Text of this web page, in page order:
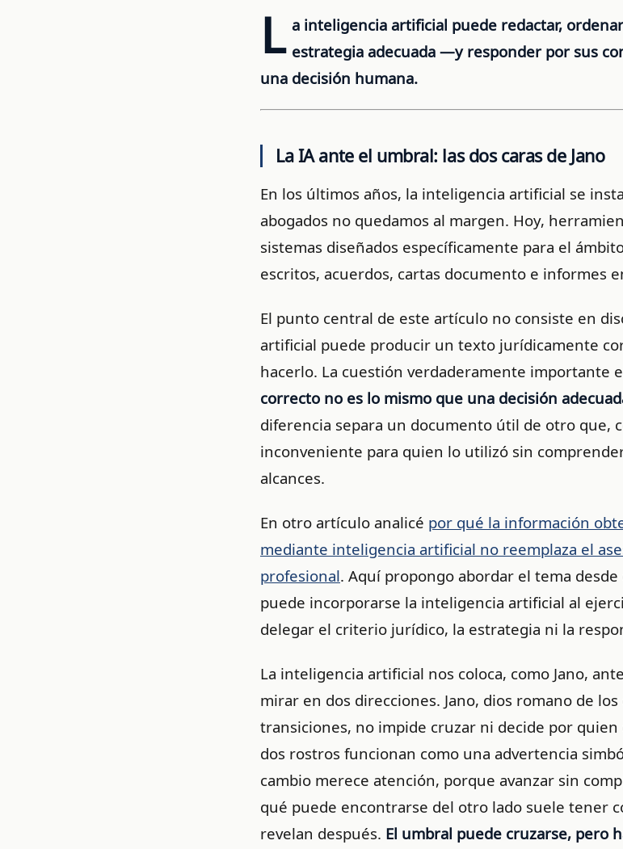
L a inteligencia artificial puede redactar,
estrategia adecuada —y responder por sus
una decisión humana.
La IA ante el umbral: las dos caras de Jano
En los últimos años, la inteligencia artificial se
abogados no quedamos al margen. Hoy,
sistemas diseñados específicamente para el
escritos, acuerdos, cartas documento e informes
El punto central de este artículo no consiste en
artificial puede producir un texto jurídicamente
hacerlo. La cuestión verdaderamente importante
correcto no es lo mismo que una decisión
diferencia separa un documento útil de otro que,
inconveniente para quien lo utilizó sin
alcances.
En otro artículo analicé por qué la información
mediante inteligencia artificial no reemplaza el
profesional. Aquí propongo abordar el tema
puede incorporarse la inteligencia artificial al
delegar el criterio jurídico, la estrategia ni la
La inteligencia artificial nos coloca, como Jano,
mirar en dos direcciones. Jano, dios romano de
transiciones, no impide cruzar ni decide por quien
dos rostros funcionan como una advertencia
cambio merece atención, porque avanzar sin
qué puede encontrarse del otro lado suele tener
revelan después. El umbral puede cruzarse, pero